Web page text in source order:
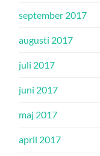
september 2017
augusti 2017
juli 2017
juni 2017
maj 2017
april 2017